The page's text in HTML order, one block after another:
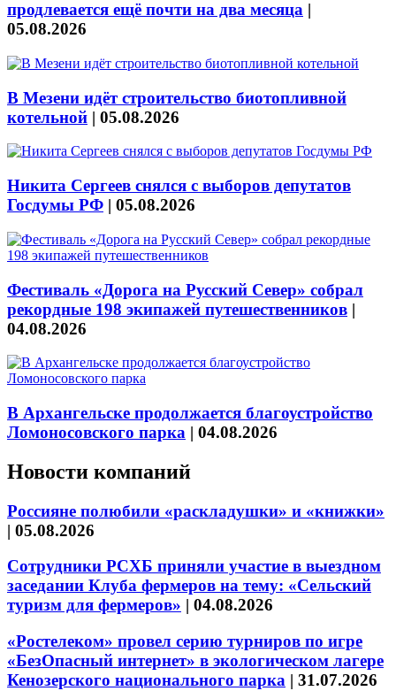
продлевается ещё почти на два месяца |
05.08.2026
В Мезени идёт строительство биотопливной
котельной | 05.08.2026
Никита Сергеев снялся с выборов депутатов
Госдумы РФ | 05.08.2026
Фестиваль «Дорога на Русский Север» собрал
рекордные 198 экипажей путешественников |
04.08.2026
В Архангельске продолжается благоустройство
Ломоносовского парка | 04.08.2026
Новости компаний
Россияне полюбили «раскладушки» и «книжки»
| 05.08.2026
Сотрудники РСХБ приняли участие в выездном
заседании Клуба фермеров на тему: «Сельский
туризм для фермеров» | 04.08.2026
«Ростелеком» провел серию турниров по игре
«БезОпасный интернет» в экологическом лагере
Кенозерского национального парка | 31.07.2026